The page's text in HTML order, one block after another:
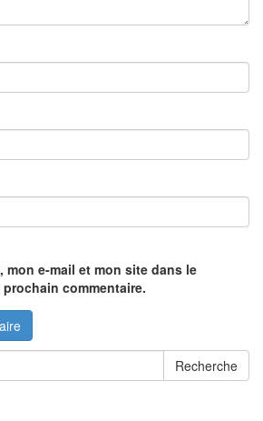
mon e-mail et mon site dans le
commentaire.
Recherche